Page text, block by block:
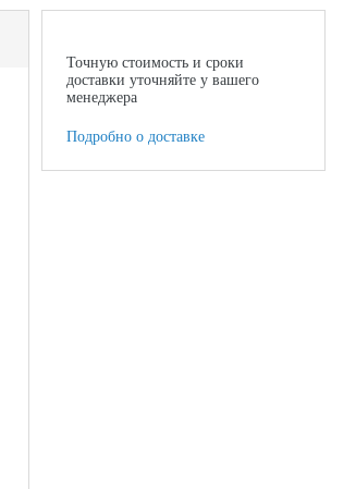
Точную стоимость и сроки
доставки уточняйте у вашего
менеджера
Подробно о доставке